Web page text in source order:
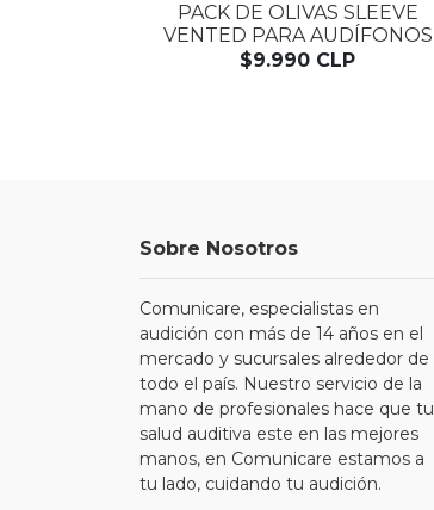
PACK DE OLIVAS SLEEVE
VENTED PARA AUDÍFONOS
$9.990 CLP
Sobre Nosotros
Comunicare, especialistas en
audición con más de 14 años en el
mercado y sucursales alrededor de
todo el país. Nuestro servicio de la
mano de profesionales hace que tu
salud auditiva este en las mejores
manos, en Comunicare estamos a
tu lado, cuidando tu audición.